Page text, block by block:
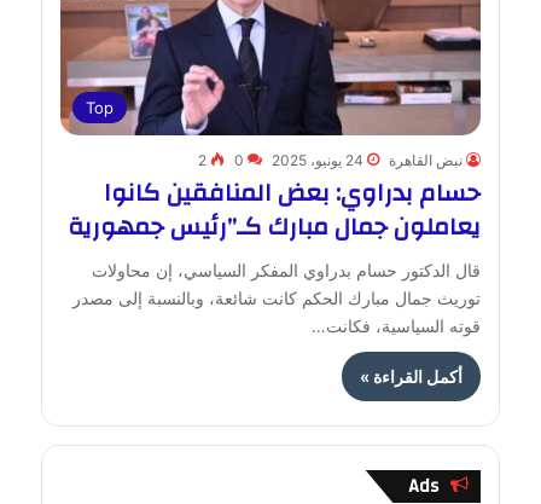
Top
نبض القاهرة 24 يونيو، 2025 0
2
حسام بدراوي: بعض المنافقين كانوا
يعاملون جمال مبارك كـ”رئيس جمهورية
قال الدكتور حسام بدراوي المفكر السياسي، إن محاولات
توريث جمال مبارك الحكم كانت شائعة، وبالنسبة إلى مصدر
قوته السياسية، فكانت…
أكمل القراءة »
Ads